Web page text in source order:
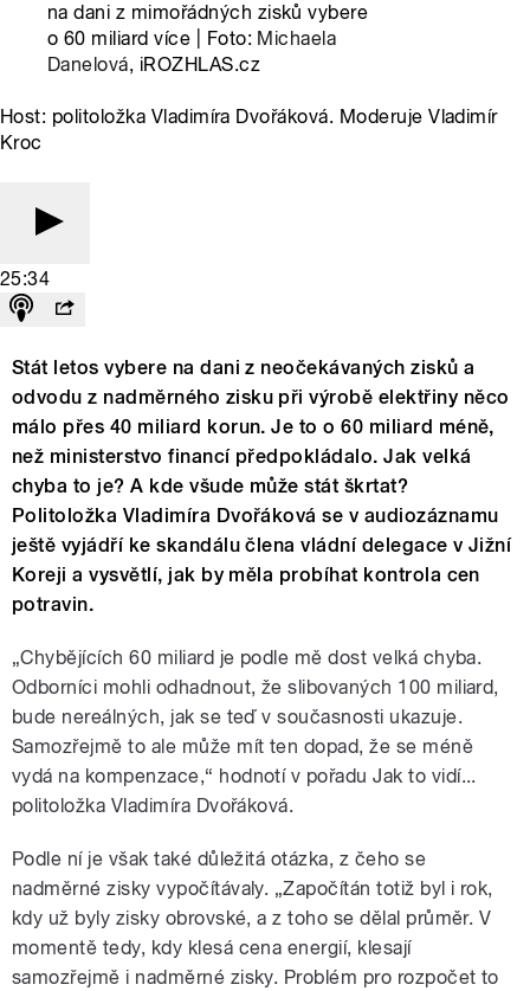
na dani z mimořádných zisků vybere
o 60 miliard více | Foto: Michaela
Danelová, iROZHLAS.cz
Host: politoložka Vladimíra Dvořáková. Moderuje Vladimír
Kroc
25:34
Stát letos vybere na dani z neočekávaných zisků a
odvodu z nadměrného zisku při výrobě elektřiny něco
málo přes 40 miliard korun. Je to o 60 miliard méně,
než ministerstvo financí předpokládalo. Jak velká
chyba to je? A kde všude může stát škrtat?
Politoložka Vladimíra Dvořáková se v audiozáznamu
ještě vyjádří ke skandálu člena vládní delegace v Jižní
Koreji a vysvětlí, jak by měla probíhat kontrola cen
potravin.
„Chybějících 60 miliard je podle mě dost velká chyba.
Odborníci mohli odhadnout, že slibovaných 100 miliard,
bude nereálných, jak se teď v současnosti ukazuje.
Samozřejmě to ale může mít ten dopad, že se méně
vydá na kompenzace,“ hodnotí v pořadu Jak to vidí...
politoložka Vladimíra Dvořáková.
Podle ní je však také důležitá otázka, z čeho se
nadměrné zisky vypočítávaly. „Započítán totiž byl i rok,
kdy už byly zisky obrovské, a z toho se dělal průměr. V
momentě tedy, kdy klesá cena energií, klesají
samozřejmě i nadměrné zisky. Problém pro rozpočet to